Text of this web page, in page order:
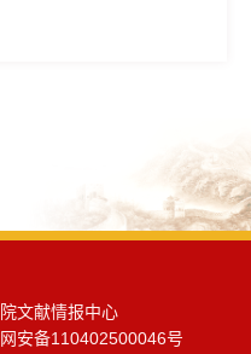
文献情报中心
安备110402500046号